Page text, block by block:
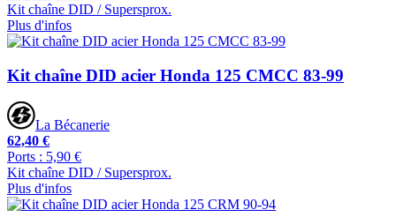
Kit chaîne DID / Supersprox.
Plus d'infos
Kit chaîne DID acier Honda 125 CMCC 83-99
La Bécanerie
62,40 €
Ports : 5,90 €
Kit chaîne DID / Supersprox.
Plus d'infos